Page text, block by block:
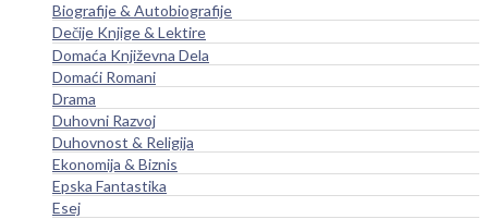
Biografije & Autobiografije
Dečije Knjige & Lektire
Domaća Književna Dela
Domaći Romani
Drama
Duhovni Razvoj
Duhovnost & Religija
Ekonomija & Biznis
Epska Fantastika
Esej